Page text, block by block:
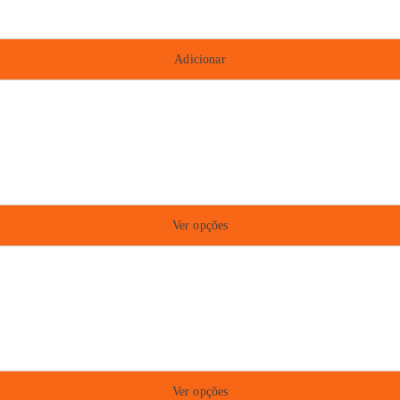
Adicionar
Ver opções
Ver opções